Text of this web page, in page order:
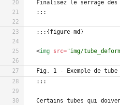
<img src="img/